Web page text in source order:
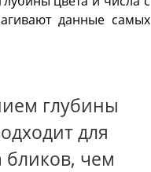
данные самых
глубины
для
бликов, чем